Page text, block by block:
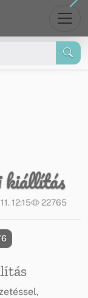
kiállítás
12:15 22765